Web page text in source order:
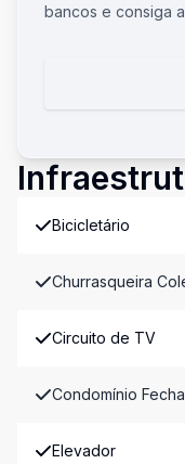
bancos e consiga
Bicicletário
Churrasqueira
Circuito de TV
Condomínio
Elevador